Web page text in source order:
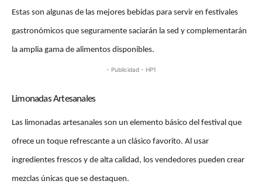
Estas son algunas de las mejores bebidas para servir en festivales
gastronómicos que seguramente saciarán la sed y complementarán
la amplia gama de alimentos disponibles.
- Publicidad - HP1
Limonadas Artesanales
Las limonadas artesanales son un elemento básico del festival que
ofrece un toque refrescante a un clásico favorito. Al usar
ingredientes frescos y de alta calidad, los vendedores pueden crear
mezclas únicas que se destaquen.